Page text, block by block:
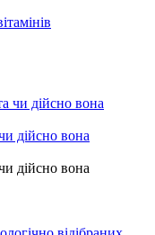
дійсно вона
дійсно вона